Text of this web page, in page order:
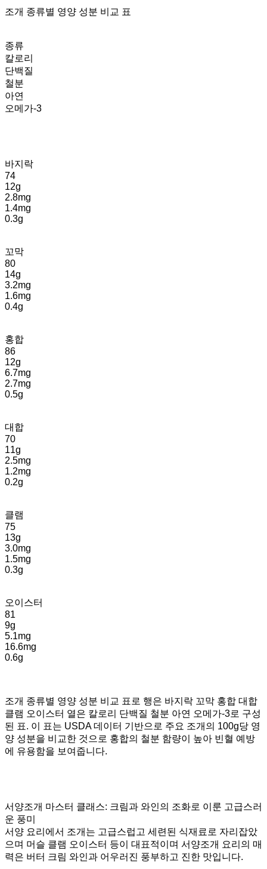
조개 종류별 영양 성분 비교 표
종류
칼로리
단백질
철분
아연
오메가-3
바지락
74
12g
2.8mg
1.4mg
0.3g
꼬막
80
14g
3.2mg
1.6mg
0.4g
홍합
86
12g
6.7mg
2.7mg
0.5g
대합
70
11g
2.5mg
1.2mg
0.2g
클램
75
13g
3.0mg
1.5mg
0.3g
오이스터
81
9g
5.1mg
16.6mg
0.6g
조개 종류별 영양 성분 비교 표로 행은 바지락 꼬막 홍합 대합
클램 오이스터 열은 칼로리 단백질 철분 아연 오메가-3로 구성
된 표. 이 표는 USDA 데이터 기반으로 주요 조개의 100g당 영
양 성분을 비교한 것으로 홍합의 철분 함량이 높아 빈혈 예방
에 유용함을 보여줍니다.
서양조개 마스터 클래스: 크림과 와인의 조화로 이룬 고급스러
운 풍미
서양 요리에서 조개는 고급스럽고 세련된 식재료로 자리잡았
으며 머슬 클램 오이스터 등이 대표적이며 서양조개 요리의 매
력은 버터 크림 와인과 어우러진 풍부하고 진한 맛입니다.